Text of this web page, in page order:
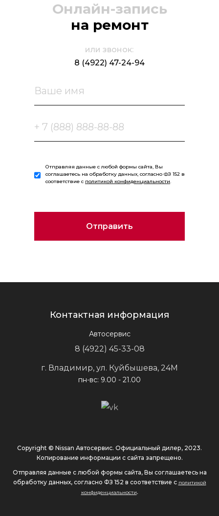
Онлайн-запись
на ремонт
или звонок:
8 (4922) 47-24-94
Отправляя данные с любой формы сайта, Вы
соглашаетесь на обработку данных, согласно ФЗ 152 в
соответствие с политикой конфиденциальности.
Контактная информация
Автосервис
8 (4922) 45-33-08
г. Владимир, ул. Куйбышева, 24М
пн-вс: 9.00 - 21.00
Copyright © Nissan Автосервис. Официальный дилер, 2023.
Копирование информации с сайта запрещено.
Отправляя данные с любой формы сайта, Вы соглашаетесь на
обработку данных, согласно ФЗ 152 в соответствие с политикой
конфиденциальности.